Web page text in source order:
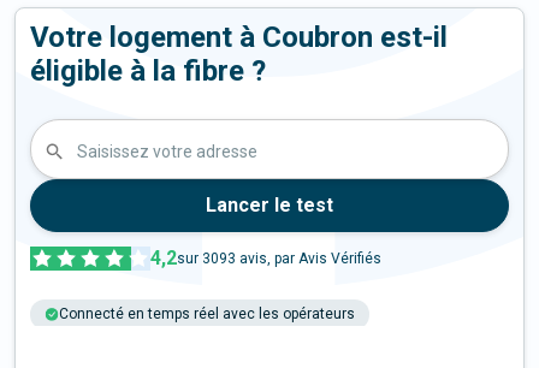
Votre logement à Coubron est-il
éligible à la fibre ?
Saisissez votre adresse
Lancer le test
4,2sur 3093 avis, par Avis Vérifiés
Connecté en temps réel avec les opérateurs